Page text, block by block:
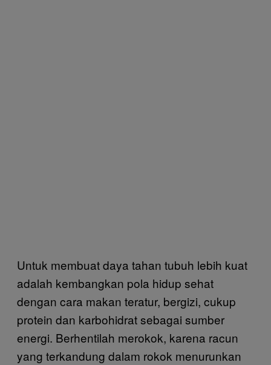
Untuk membuat daya tahan tubuh lebih kuat
adalah kembangkan pola hidup sehat
dengan cara makan teratur, bergizi, cukup
protein dan karbohidrat sebagai sumber
energi. Berhentilah merokok, karena racun
yang terkandung dalam rokok menurunkan